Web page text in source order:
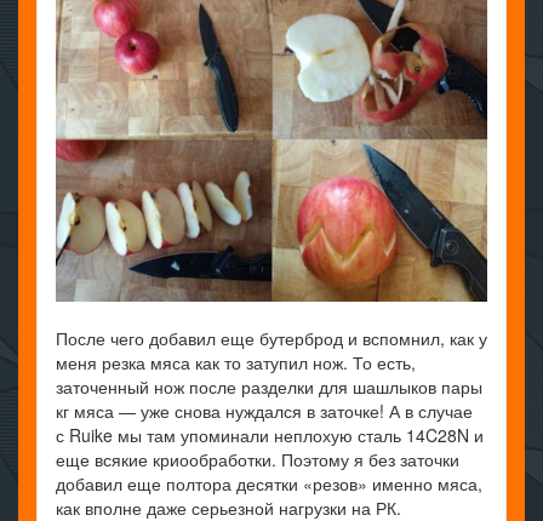
После чего добавил еще бутерброд и вспомнил, как у
меня резка мяса как то затупил нож. То есть,
заточенный нож после разделки для шашлыков пары
кг мяса — уже снова нуждался в заточке! А в случае
с Ruike мы там упоминали неплохую сталь 14C28N и
еще всякие криообработки. Поэтому я без заточки
добавил еще полтора десятки «резов» именно мяса,
как вполне даже серьезной нагрузки на РК.